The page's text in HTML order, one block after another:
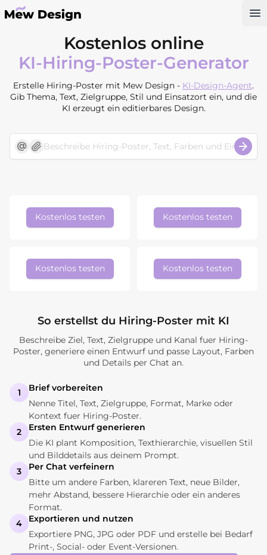
Kostenlos online
KI-Hiring-Poster-Generator
Erstelle Hiring-Poster mit Mew Design - KI-Design-Agent.
Gib Thema, Text, Zielgruppe, Stil und Einsatzort ein, und die
KI erzeugt ein editierbares Design.
Kostenlos testen Kostenlos testen
Kostenlos testen Kostenlos testen
So erstellst du Hiring-Poster mit KI
Beschreibe Ziel, Text, Zielgruppe und Kanal fuer Hiring-
Poster, generiere einen Entwurf und passe Layout, Farben
und Details per Chat an.
1
Brief vorbereiten
Nenne Titel, Text, Zielgruppe, Format, Marke oder
Kontext fuer Hiring-Poster.
2
Ersten Entwurf generieren
Die KI plant Komposition, Texthierarchie, visuellen Stil
und Bilddetails aus deinem Prompt.
3
Per Chat verfeinern
Bitte um andere Farben, klareren Text, neue Bilder,
mehr Abstand, bessere Hierarchie oder ein anderes
Format.
4
Exportieren und nutzen
Exportiere PNG, JPG oder PDF und erstelle bei Bedarf
Print-, Social- oder Event-Versionen.